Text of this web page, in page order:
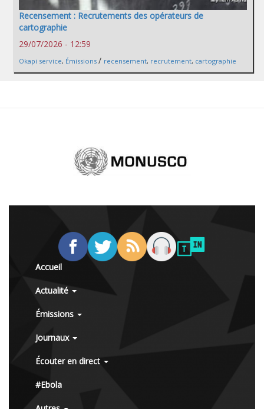
Recensement : Recrutements des opérateurs de
cartographie
29/07/2026 - 12:59
Okapi service, Émissions / recensement, recrutement, cartographie
Accueil
Actualité
Émissions
Journaux
Écouter en direct
#Ebola